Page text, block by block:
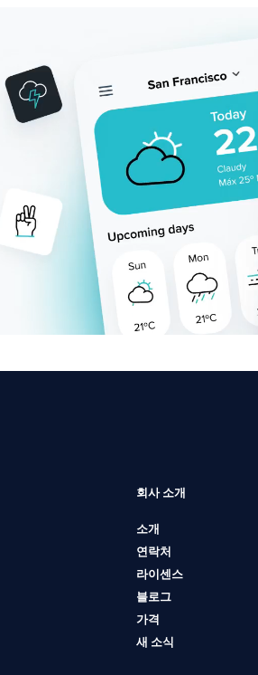
회사 소개
소개
연락처
라이센스
블로그
가격
새 소식